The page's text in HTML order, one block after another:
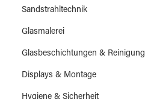
Sandstrahltechnik
Glasmalerei
Glasbeschichtungen & Reinigung
Displays & Montage
Hygiene & Sicherheit